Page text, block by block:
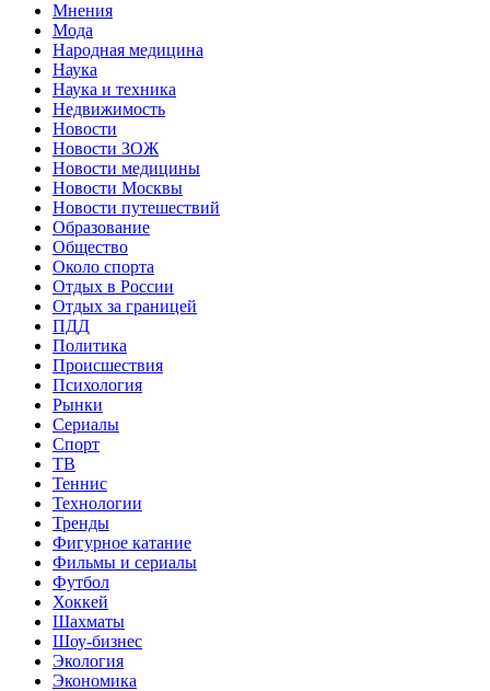
Мнения
Мода
Народная медицина
Наука
Наука и техника
Недвижимость
Новости
Новости ЗОЖ
Новости медицины
Новости Москвы
Новости путешествий
Образование
Общество
Около спорта
Отдых в России
Отдых за границей
ПДД
Политика
Происшествия
Психология
Рынки
Сериалы
Спорт
ТВ
Теннис
Технологии
Тренды
Фигурное катание
Фильмы и сериалы
Футбол
Хоккей
Шахматы
Шоу-бизнес
Экология
Экономика